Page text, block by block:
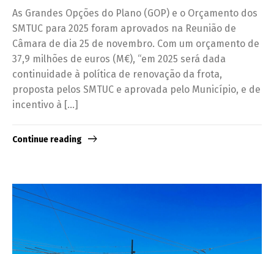
As Grandes Opções do Plano (GOP) e o Orçamento dos
SMTUC para 2025 foram aprovados na Reunião de
Câmara de dia 25 de novembro. Com um orçamento de
37,9 milhões de euros (M€), “em 2025 será dada
continuidade à política de renovação da frota,
proposta pelos SMTUC e aprovada pelo Município, e de
incentivo à […]
Continue reading